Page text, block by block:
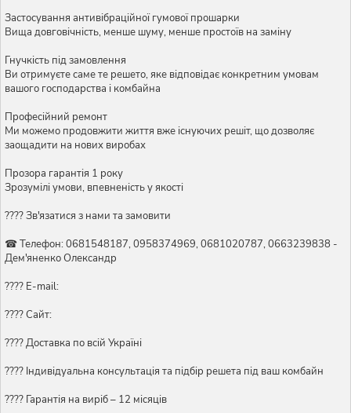
Застосування антивібраційної гумової прошарки
Вища довговічність, менше шуму, менше простоїв на заміну
Гнучкість під замовлення
Ви отримуєте саме те решето, яке відповідає конкретним умовам
вашого господарства і комбайна
Професійний ремонт
Ми можемо продовжити життя вже існуючих решіт, що дозволяє
заощадити на нових виробах
Прозора гарантія 1 року
Зрозумілі умови, впевненість у якості
???? Зв'язатися з нами та замовити
☎ Телефон: 0681548187, 0958374969, 0681020787, 0663239838 -
Дем'яненко Олександр
???? E-mail:
???? Сайт:
???? Доставка по всій Україні
????️ Індивідуальна консультація та підбір решета під ваш комбайн
???? Гарантія на виріб – 12 місяців